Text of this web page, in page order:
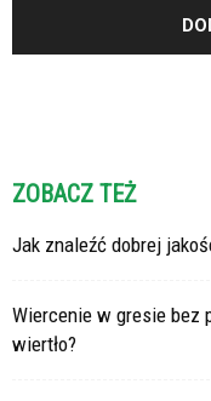
ZOBACZ TEŻ
Jak znaleźć dobrej
Wiercenie w gresie bez
wiertło?